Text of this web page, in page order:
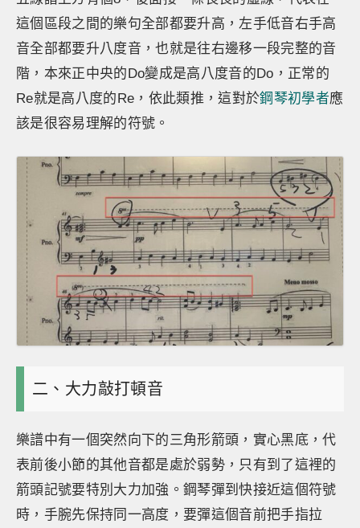
這個區段之間的樂句全部都要升高，左手低音右手高
音全部都要升八度音，也就是往右邊移一段完整的音
階，本來正中央的Do變成是高八度音的Do，正常的
Re就是高八度的Re，依此類推，這對於鋼琴初學者應
該是很容易理解的符號。
二、大力敲打頓音
樂譜中有一個突然向下的三角形箭頭，實心黑底，代
表前後小節的其他音都是處於弱勢，只有到了這裡的
箭頭記號要特別大力加強。鋼琴彈到快接近這個符號
時，手腕先保持同一高度，要彈這個音前把手指拉